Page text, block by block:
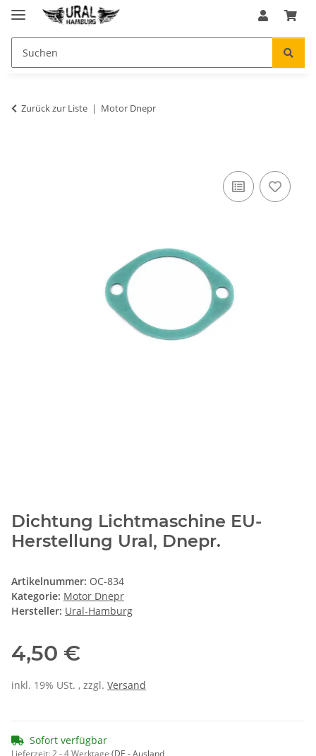
Zurück zur Liste Motor Dnepr
Dichtung Lichtmaschine EU-
Herstellung Ural, Dnepr.
Artikelnummer: OC-834
Kategorie: Motor Dnepr
Hersteller: Ural-Hamburg
4,50 €
inkl. 19% USt. , zzgl. Versand
Sofort verfügbar
Lieferzeit:2 - 4 Werktage (DE - Ausland